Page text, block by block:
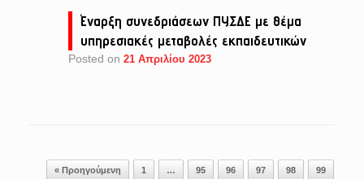
Έναρξη συνεδριάσεων ΠΥΣΔΕ με θέμα
υπηρεσιακές μεταβολές εκπαιδευτικών
Posted on 21 Απριλίου 2023
Post navigation
« Προηγούμενη 1 … 95 96 97 98 99